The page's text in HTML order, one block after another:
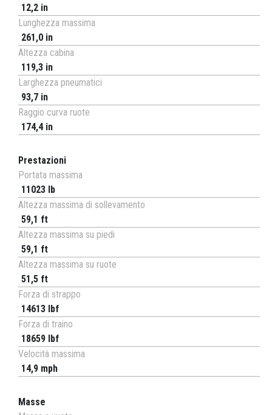
12,2 in
Lunghezza massima
261,0 in
Altezza cabina
119,3 in
Larghezza pneumatici
93,7 in
Raggio curva ruote
174,4 in
Prestazioni
Portata massima
11023 lb
Altezza massima di sollevamento
59,1 ft
Altezza massima su piedi
59,1 ft
Altezza massima su ruote
51,5 ft
Forza di strappo
14613 lbf
Forza di traino
18659 lbf
Velocità massima
14,9 mph
Masse